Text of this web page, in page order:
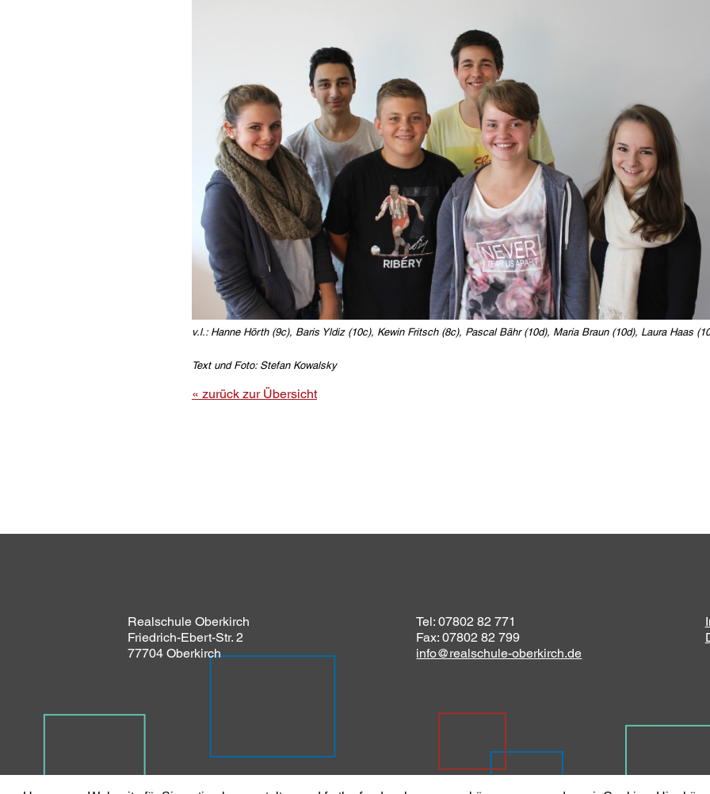
v.l.: Hanne Hörth (9c), Baris Yldiz (10c), Kewin Fritsch (8c), Pascal Bähr (10d), Maria Braun (10d), Laura Haas
Text und Foto: Stefan Kowalsky
« zurück zur Übersicht
Realschule Oberkirch
Friedrich-Ebert-Str. 2
77704 Oberkirch
Tel: 07802 82 771
Fax: 07802 82 799
info@realschule-oberkirch.de